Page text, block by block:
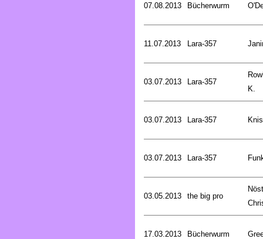
07.08.2013 Bücherwurm
11.07.2013 Lara-357
03.07.2013 Lara-357
K.
03.07.2013 Lara-357
03.07.2013 Lara-357
03.05.2013 the big pro
17.03.2013 Bücherwurm